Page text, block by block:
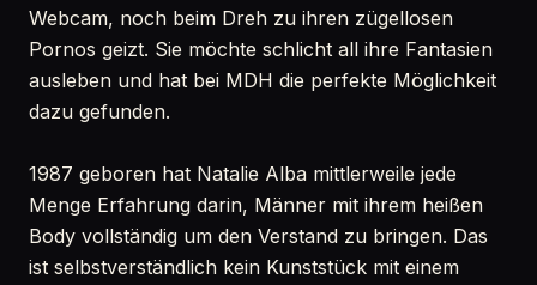
Webcam, noch beim Dreh zu ihren zügellosen
Pornos geizt. Sie möchte schlicht all ihre Fantasien
ausleben und hat bei MDH die perfekte Möglichkeit
dazu gefunden.
1987 geboren hat Natalie Alba mittlerweile jede
Menge Erfahrung darin, Männer mit ihrem heißen
Body vollständig um den Verstand zu bringen. Das
ist selbstverständlich kein Kunststück mit einem